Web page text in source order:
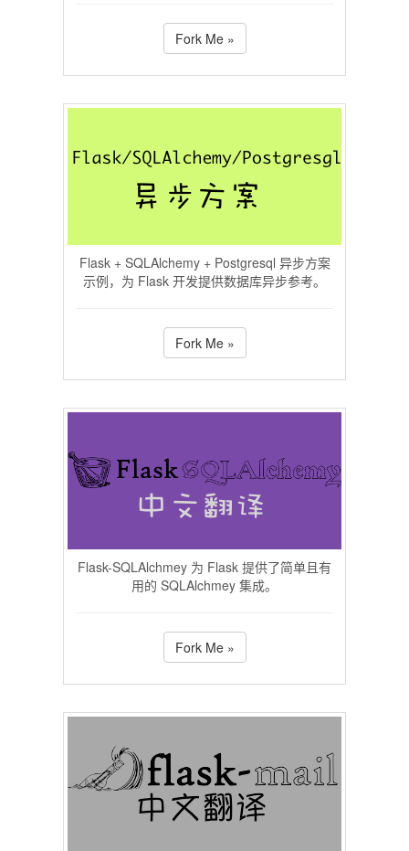
Fork Me »
Flask + SQLAlchemy + Postgresql 异步方案
示例，为 Flask 开发提供数据库异步参考。
Fork Me »
Flask-SQLAlchmey 为 Flask 提供了简单且有
用的 SQLAlchmey 集成。
Fork Me »